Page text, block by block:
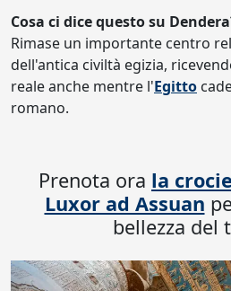
Cosa ci dice questo su
Rimase un importante centro
dell'antica civiltà egizia,
reale anche mentre l'Egitto
romano.
Prenota ora la
Luxor ad Assuan
bellezza del